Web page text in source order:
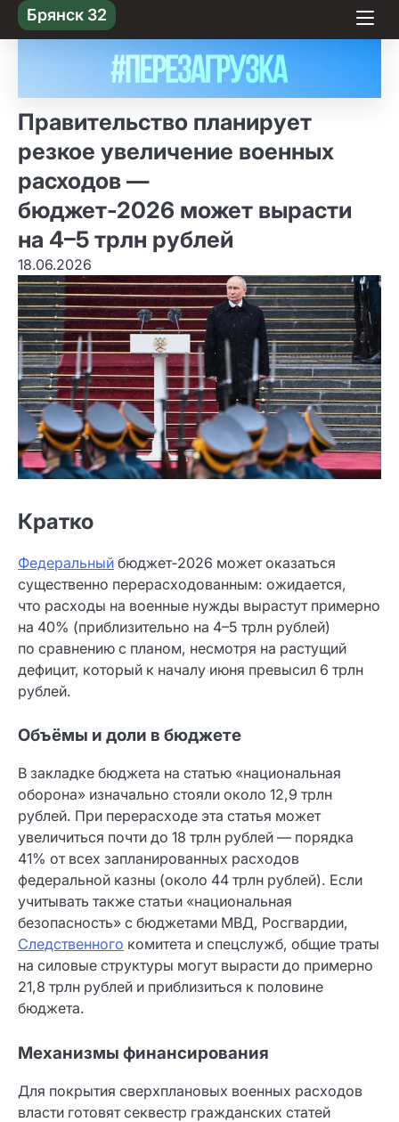
Skip
to content
Брянск 32
Правительство планирует
резкое увеличение военных
расходов —
бюджет‑2026 может вырасти
на 4–5 трлн рублей
18.06.2026
Кратко
Федеральный бюджет‑2026 может оказаться
существенно перерасходованным: ожидается,
что расходы на военные нужды вырастут примерно
на 40% (приблизительно на 4–5 трлн рублей)
по сравнению с планом, несмотря на растущий
дефицит, который к началу июня превысил 6 трлн
рублей.
Объёмы и доли в бюджете
В закладке бюджета на статью «национальная
оборона» изначально стояли около 12,9 трлн
рублей. При перерасходе эта статья может
увеличиться почти до 18 трлн рублей — порядка
41% от всех запланированных расходов
федеральной казны (около 44 трлн рублей). Если
учитывать также статьи «национальная
безопасность» с бюджетами МВД, Росгвардии,
Следственного комитета и спецслужб, общие траты
на силовые структуры могут вырасти до примерно
21,8 трлн рублей и приблизиться к половине
бюджета.
Механизмы финансирования
Для покрытия сверхплановых военных расходов
власти готовят секвестр гражданских статей